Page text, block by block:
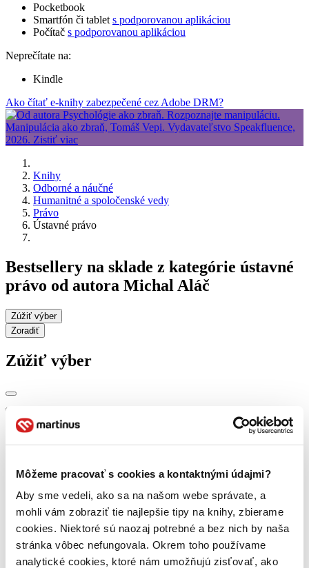
Môžeme pracovať s cookies a kontaktnými údajmi?
Aby sme vedeli, ako sa na našom webe správate, a
mohli vám zobraziť tie najlepšie tipy na knihy, zbierame
cookies. Niektoré sú naozaj potrebné a bez nich by naša
stránka vôbec nefungovala. Okrem toho používame
analytické cookies, ktoré nám umožňujú zisťovať, ako
Pocketbook
Smartfón či tablet s podporovanou aplikáciou
Počítač s podporovanou aplikáciou
Neprečítate na:
Kindle
Ako čítať e-knihy zabezpečené cez Adobe DRM?
Knihy
Odborné a náučné
Humanitné a spoločenské vedy
Právo
Ústavné právo
Bestsellery na sklade z kategórie ústavné
právo od autora Michal Aláč
Zúžiť výber
Zoradiť
Zúžiť výber
novinky (0 titulov)
zľavnené tituly (0 titulov)zľavnené tituly
Dostupnosť
na centrálnom sklade (0 titulov)
na centrálnom sklade
predpredaj (0 titulov)predpredaj
pripravujeme (0 titulov)pripravujeme
dostupná (bez vypredaných) (0 titulov)
dostupná (bez
vypredaných)
Nové / čítané